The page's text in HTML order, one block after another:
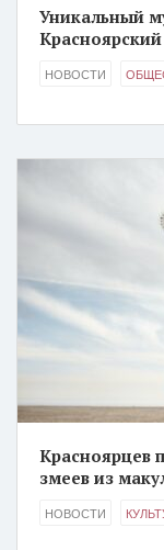
Уникальный
НОВОСТИ
Красноярцев
змеев из
НОВОСТИ